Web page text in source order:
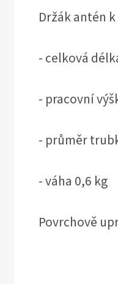
Držák antén
- celková
- pracovní
- průměr
- váha 0,6 kg
Povrchově